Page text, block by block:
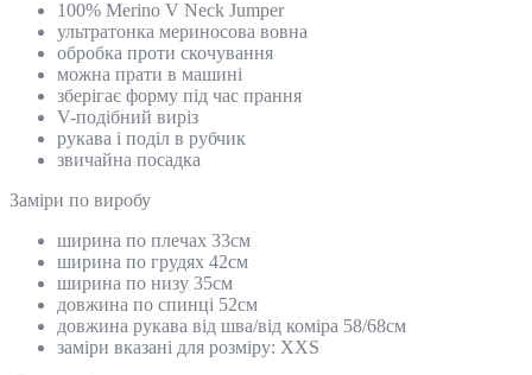
100% Merino V Neck Jumper
ультратонка мериносова вовна
обробка проти скочування
можна прати в машині
зберігає форму під час прання
V-подібний виріз
рукава і поділ в рубчик
звичайна посадка
Замiри по виробу
ширина по плечах 33см
ширина по грудях 42см
ширина по низу 35см
довжина по спинці 52см
довжина рукава від шва/від коміра 58/68см
заміри вказані для розміру: XXS